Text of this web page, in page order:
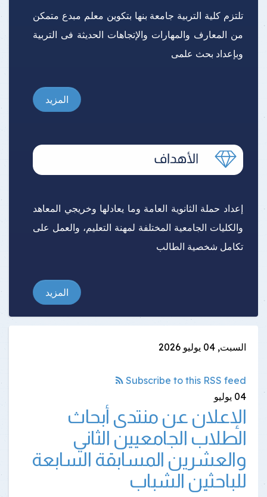
تلتزم كلية التربية جامعة بنها بتكوين معلم مبدع متمكن
من المعارف والمهارات والإتجاهات الحديثة فى التربية
وبإعداد بحث علمى
المزيد
إعداد حملة الثانوية العامة وما يعادلها وخريجي المعاهد
والكليات الجامعية المختلفة لمهنة التعليم، والعمل على
تكامل شخصية الطالب
المزيد
السبت, 04 يوليو 2026
Subscribe to this RSS feed
04 يوليو
الإعلان عن منتدى أبحاث
الطلاب الجامعيين الثاني
والعشرين المسابقة السابعة
للباحثين الشباب